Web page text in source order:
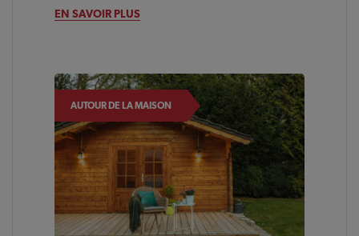
EN SAVOIR PLUS
AUTOUR DE LA MAISON